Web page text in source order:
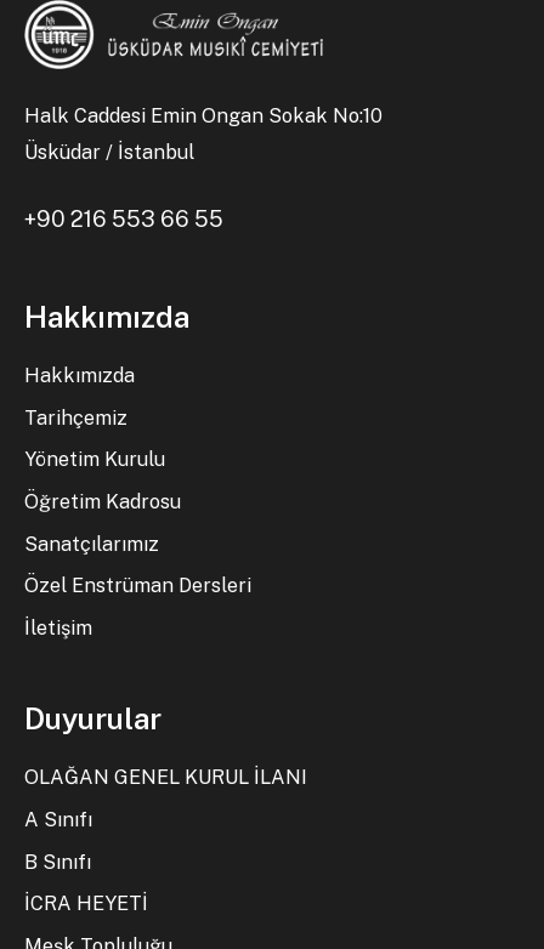
Halk Caddesi Emin Ongan Sokak No:10
Üsküdar / İstanbul
+90 216 553 66 55
Hakkımızda
Hakkımızda
Tarihçemiz
Yönetim Kurulu
Öğretim Kadrosu
Sanatçılarımız
Özel Enstrüman Dersleri
İletişim
Duyurular
OLAĞAN GENEL KURUL İLANI
A Sınıfı
B Sınıfı
İCRA HEYETİ